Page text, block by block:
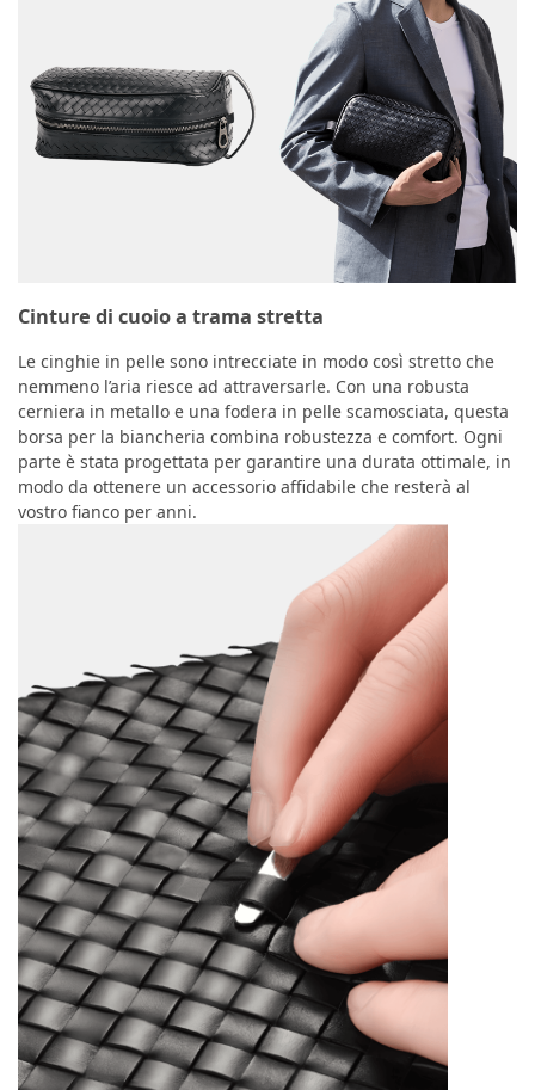
Cinture di cuoio a trama stretta
Le cinghie in pelle sono intrecciate in modo così stretto che
nemmeno l’aria riesce ad attraversarle. Con una robusta
cerniera in metallo e una fodera in pelle scamosciata, questa
borsa per la biancheria combina robustezza e comfort. Ogni
parte è stata progettata per garantire una durata ottimale, in
modo da ottenere un accessorio affidabile che resterà al
vostro fianco per anni.